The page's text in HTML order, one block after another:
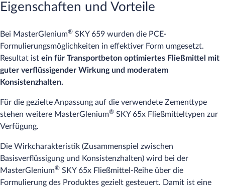
Eigenschaften und Vorteile
Bei MasterGlenium® SKY 659 wurden die PCE-
Formulierungsmöglichkeiten in effektiver Form umgesetzt.
Resultat ist ein für Transportbeton optimiertes Fließmittel mit
guter verflüssigender Wirkung und moderatem
Konsistenzhalten.
Für die gezielte Anpassung auf die verwendete Zementtype
stehen weitere MasterGlenium® SKY 65x Fließmitteltypen zur
Verfügung.
Die Wirkcharakteristik (Zusammenspiel zwischen
Basisverflüssigung und Konsistenzhalten) wird bei der
MasterGlenium® SKY 65x Fließmittel-Reihe über die
Formulierung des Produktes gezielt gesteuert. Damit ist eine